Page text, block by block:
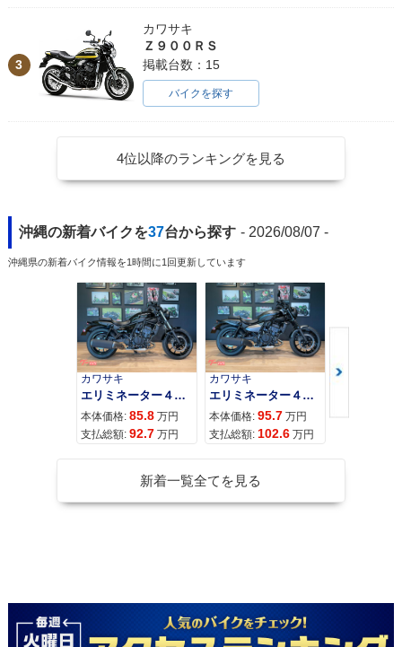
2021年 Django125
DX・追加
2021年 Django125
Evasion DX・追加
on・特別・限定仕様
チェンジ
ジ
2019年 Django125
Tricolore・特別・限
2019年 Django125
Cream Edition・特
別・限定仕様
2019年 Django125
Sport・追加
3
カワサキ
Ｚ９００ＲＳ
掲載台数：15
バイクを探す
4位以降のランキングを見る
沖縄の新着バイクを37台から探す - 2026/08/07 -
沖縄県の新着バイク情報を1時間に1回更新しています
カワサキ
エリミネーター４００
本体価格: 85.8 万円
支払総額: 92.7 万円
カワサキ
エリミネーター４００ＳＥ
本体価格: 95.7 万円
支払総額: 102.6 万円
カワサキ
本体価格:
新着一覧全てを見る